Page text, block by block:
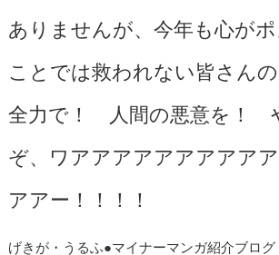
ありませんが、今年も心が
ことでは救われない皆さん
全力で！ 人間の悪意を！
ぞ、ワアアアアアアアアア
アアー！！！！
げきが・うるふ●マイナーマンガ紹介ブロ